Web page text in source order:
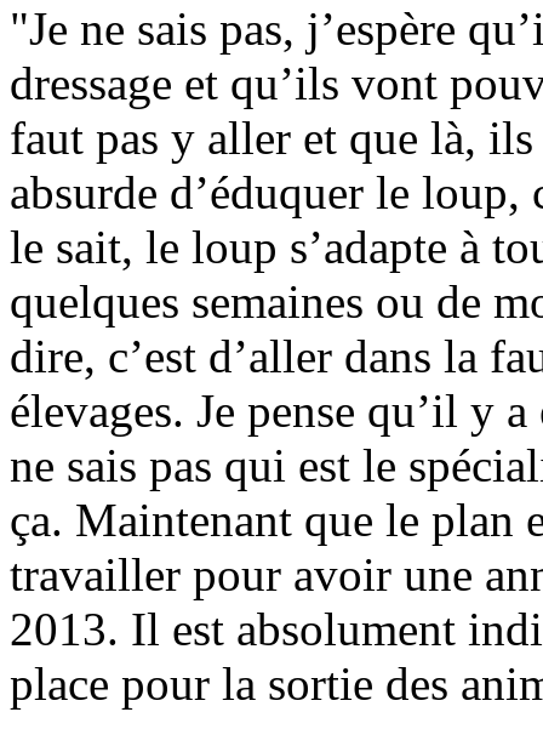
"Je ne sais pas, j’espère
dressage et qu’ils vont
faut pas y aller et que là,
absurde d’éduquer le
le sait, le loup s’adapte à
quelques semaines ou de
dire, c’est d’aller dans la
élevages. Je pense qu’il y
ne sais pas qui est le
ça. Maintenant que le plan
travailler pour avoir une
2013. Il est absolument
place pour la sortie des